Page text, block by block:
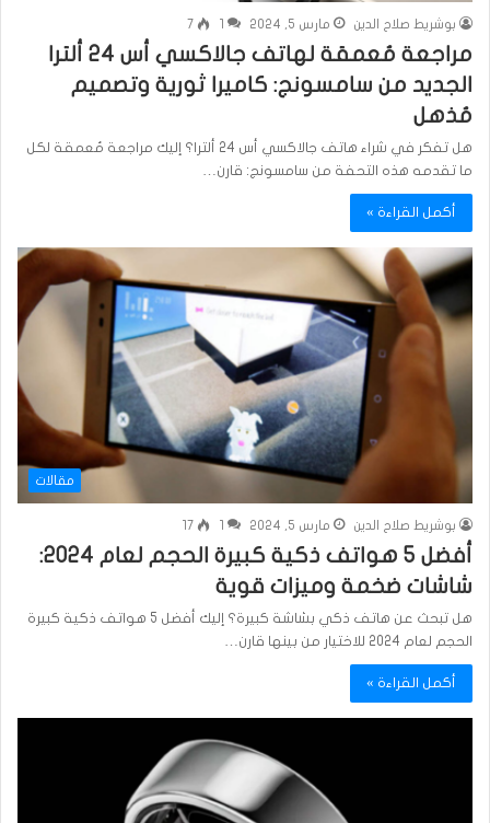
بوشريط صلاح الدين مارس 5, 2024 1
7
مراجعة مُعمقة لهاتف جالاكسي أس 24 ألترا
الجديد من سامسونج: كاميرا ثورية وتصميم
مُذهل
هل تفكر في شراء هاتف جالاكسي أس 24 ألترا؟ إليك مراجعة مُعمقة لكل
ما تقدمه هذه التحفة من سامسونج: قارن…
أكمل القراءة »
مقالات
بوشريط صلاح الدين مارس 5, 2024 17
أفضل 5 هواتف ذكية كبيرة الحجم لعام 2024:
شاشات ضخمة وميزات قوية
هل تبحث عن هاتف ذكي بشاشة كبيرة؟ إليك أفضل 5 هواتف ذكية كبيرة
الحجم لعام 2024 للاختيار من بينها قارن…
أكمل القراءة »